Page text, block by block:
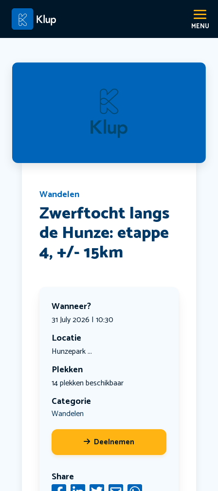
Wandelen
Zwerftocht langs
de Hunze: etappe
4, +/- 15km
Wanneer?
31 July 2026 | 10:30
Locatie
Hunzepark ...
Plekken
14 plekken beschikbaar
Categorie
Wandelen
Deelnemen
Share